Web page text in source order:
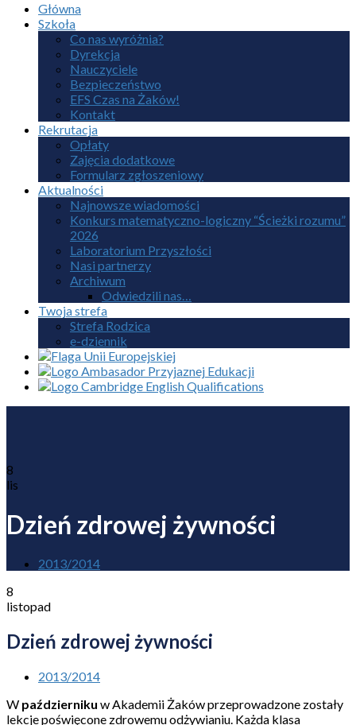
Główna
Szkoła
Co nas wyróżnia?
Dyrekcja
Nauczyciele
Bezpieczeństwo
EFS Czas na Żaków!
Kontakt
Rekrutacja
Opłaty
Zajęcia dodatkowe
Formularz zgłoszeniowy
Aktualności
Najnowsze wiadomości
Konkurs matematyczno-logiczny “Ścieżki rozumu”
2026
Laboratorium Przyszłości
Nasi partnerzy
Archiwum
Odwiedzili nas…
Twoja strefa
Strefa Rodzica
e-dziennik
8
lis
Dzień zdrowej żywności
2013/2014
8
listopad
Dzień zdrowej żywności
2013/2014
W październiku w Akademii Żaków przeprowadzone zostały
lekcje poświęcone zdrowemu odżywianiu. Każda klasa